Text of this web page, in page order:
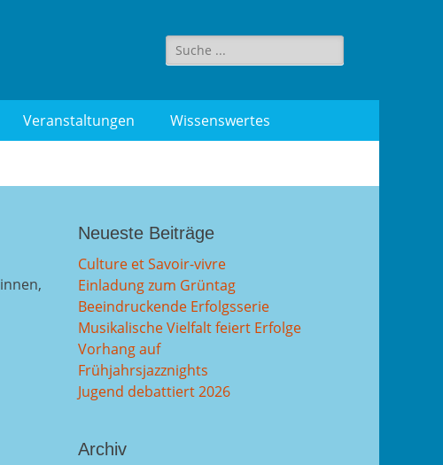
Suche
für:
Veranstaltungen Wissenswertes
Neueste Beiträge
Culture et Savoir-vivre
Einladung zum Grüntag
Beeindruckende Erfolgsserie
Musikalische Vielfalt feiert Erfolge
Vorhang auf
Frühjahrsjazznights
Jugend debattiert 2026
Archiv